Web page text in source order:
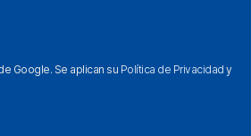
Google. Se aplican su Política de Privacidad y